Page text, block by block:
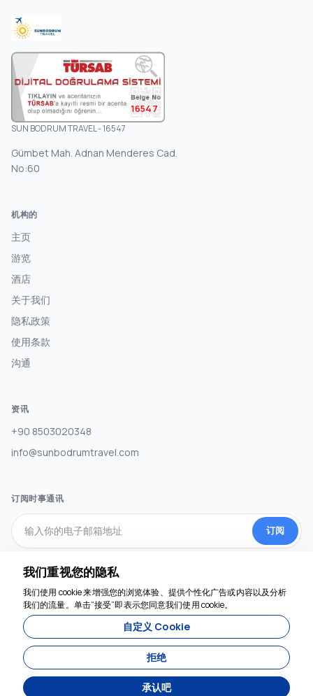
16547
SUN BODRUM TRAVEL - 16547
Gümbet Mah. Adnan Menderes Cad.
No:60
机构的
主页
游览
酒店
关于我们
隐私政策
使用条款
沟通
资讯
+90 8503020348
info@sunbodrumtravel.com
订阅时事通讯
订阅
社交媒体
我们重视您的隐私
我们使用 cookie 来增强您的浏览体验、提供个性化广告或内容以及分析
我们的流量。单击“接受”即表示您同意我们使用 cookie。
自定义 Cookie
拒绝
承认吧
我们随时为您服务